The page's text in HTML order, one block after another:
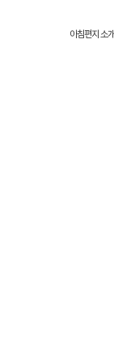
아침편지 소개